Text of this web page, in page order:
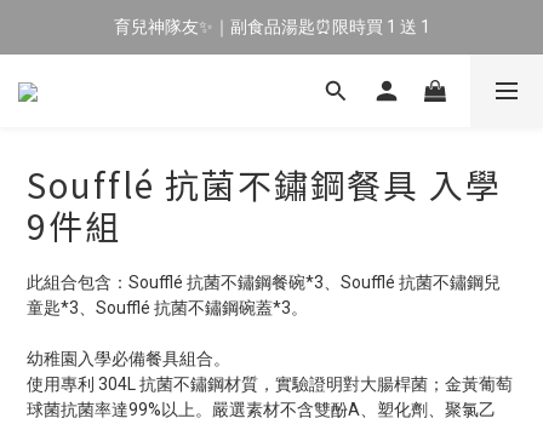
🔥 新會員專屬｜首購現折 $100！🔥
育兒神隊友✨｜副食品湯匙⏰限時買 1 送 1
Soufflé 抗菌不鏽鋼餐具 入學
9件組
此組合包含：Soufflé 抗菌不鏽鋼餐碗*3、Soufflé 抗菌不鏽鋼兒
童匙*3、Soufflé 抗菌不鏽鋼碗蓋*3。
幼稚園入學必備餐具組合。
使用專利 304L 抗菌不鏽鋼材質，實驗證明對大腸桿菌；金黃葡萄
球菌抗菌率達99%以上。嚴選素材不含雙酚A、塑化劑、聚氯乙